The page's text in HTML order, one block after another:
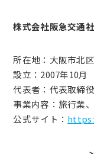
株式会社阪急交通社
所在地：大阪市北
設立：2007年10月
代表者：代表取締
事業内容：旅行業
公式サイト：